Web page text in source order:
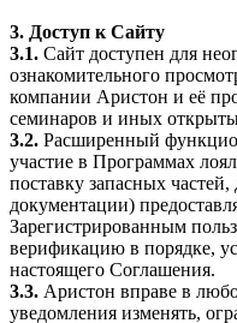
3. Доступ к Сайту
3.1. Сайт доступен для
ознакомительного
компании Аристон и её
семинаров и иных
3.2. Расширенный
участие в Программах
поставку запасных
документации)
Зарегистрированным
верификацию в порядке,
настоящего Соглашения.
3.3. Аристон вправе в
уведомления изменять,